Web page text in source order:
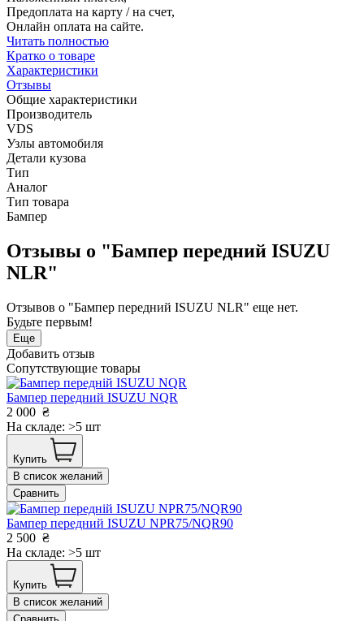
Предоплата на карту / на счет,
Онлайн оплата на сайте.
Читать полностью
Кратко о товаре
Характеристики
Отзывы
Общие характеристики
Производитель
VDS
Узлы автомобиля
Детали кузова
Тип
Аналог
Тип товара
Бампер
Отзывы о "Бампер передний ISUZU
NLR"
Отзывов о "Бампер передний ISUZU NLR" еще нет.
Будьте первым!
Еще
Добавить отзыв
Сопутствующие товары
Бампер передний ISUZU NQR
2 000 ₴
На складе: >5 шт
Купить
В список желаний
Сравнить
Бампер передний ISUZU NРR75/NQR90
2 500 ₴
На складе: >5 шт
Купить
В список желаний